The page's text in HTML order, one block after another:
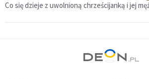
Co się dzieje z uwolnioną chrześcijanką i jej